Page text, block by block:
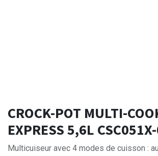
CROCK-POT MULTI-
EXPRESS 5,6L
Multicuiseur avec 4 modes de cuisson :